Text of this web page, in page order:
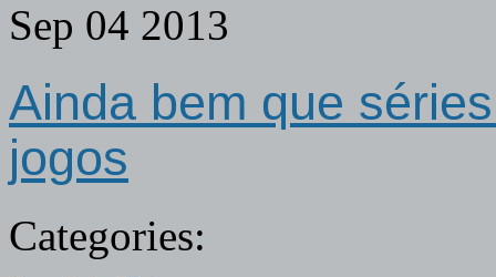
Sep 04 2013
Ainda bem que
jogos
Categories: